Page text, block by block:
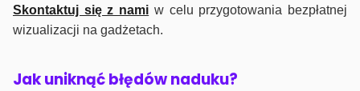
Skontaktuj się z nami w celu przygotowania bezpłatnej
wizualizacji na gadżetach.
Jak uniknąć błędów naduku?